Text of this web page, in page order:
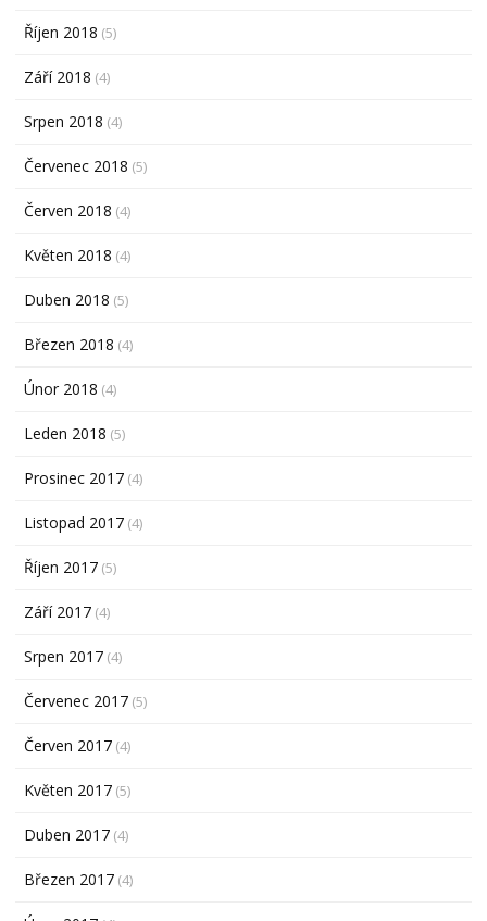
Říjen 2018 (5)
Září 2018 (4)
Srpen 2018 (4)
Červenec 2018 (5)
Červen 2018 (4)
Květen 2018 (4)
Duben 2018 (5)
Březen 2018 (4)
Únor 2018 (4)
Leden 2018 (5)
Prosinec 2017 (4)
Listopad 2017 (4)
Říjen 2017 (5)
Září 2017 (4)
Srpen 2017 (4)
Červenec 2017 (5)
Červen 2017 (4)
Květen 2017 (5)
Duben 2017 (4)
Březen 2017 (4)